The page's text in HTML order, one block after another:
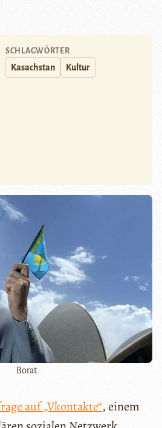
SCHLAGWÖRTER
Kasachstan Kultur
Borat
auf „Vkontakte“, einem